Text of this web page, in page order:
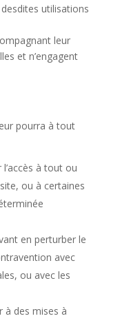
utilisations
leur
et n’engagent
pourra à tout
à tout ou
ou à certaines
en perturber le
avec
ou avec les
à des mises à